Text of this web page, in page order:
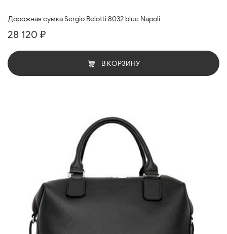
Дорожная сумка Sergio Belotti 8032 blue Napoli
28 120 ₽
В КОРЗИНУ